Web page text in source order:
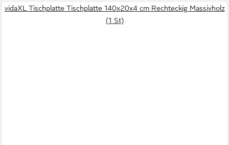
vidaXL Tischplatte Tischplatte 140x20x4 cm Rechteckig Massivholz
(1 St)